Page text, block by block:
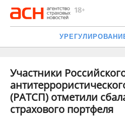
Участники
(РАТСП) отметили
страхового портфеля